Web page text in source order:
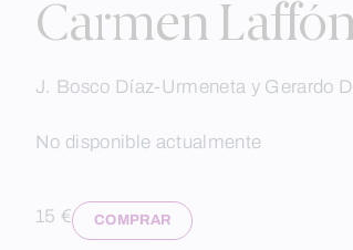
contentCarmen
J. Bosco Díaz-Urmeneta y Gerardo
No disponible actualmente
15 € COMPRAR